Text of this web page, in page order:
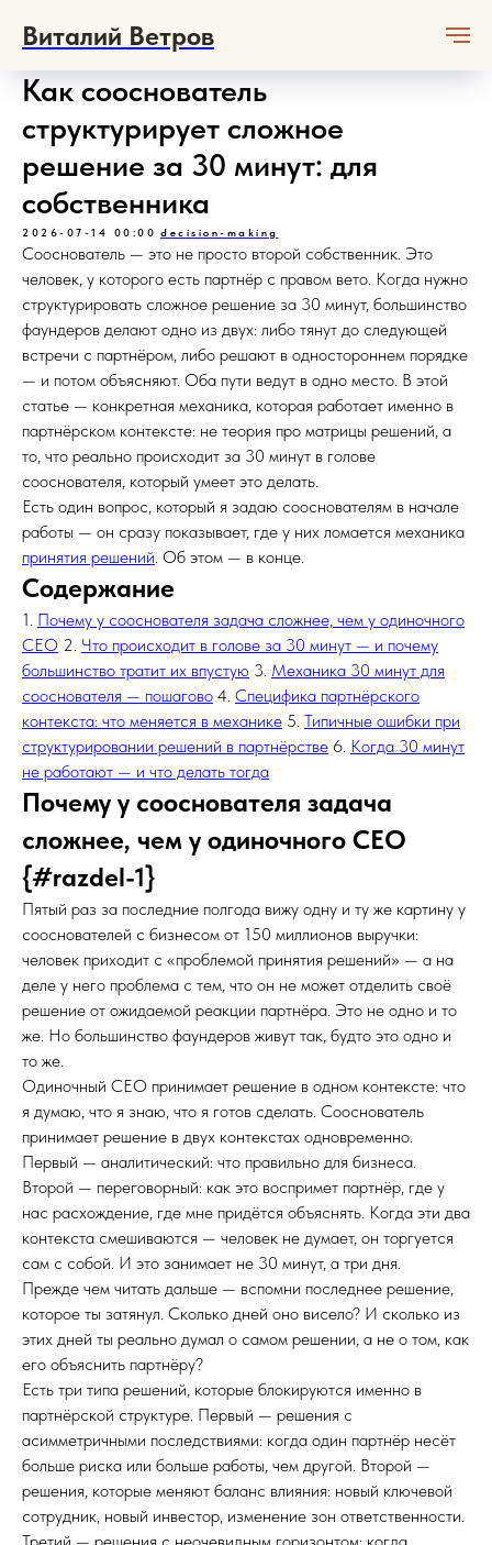
Виталий Ветров
Как сооснователь
структурирует сложное
решение за 30 минут: для
собственника
2026-07-14 00:00 decision-making
Сооснователь — это не просто второй собственник. Это
человек, у которого есть партнёр с правом вето. Когда нужно
структурировать сложное решение за 30 минут, большинство
фаундеров делают одно из двух: либо тянут до следующей
встречи с партнёром, либо решают в одностороннем порядке
— и потом объясняют. Оба пути ведут в одно место. В этой
статье — конкретная механика, которая работает именно в
партнёрском контексте: не теория про матрицы решений, а
то, что реально происходит за 30 минут в голове
сооснователя, который умеет это делать.
Есть один вопрос, который я задаю сооснователям в начале
работы — он сразу показывает, где у них ломается механика
принятия решений. Об этом — в конце.
Содержание
1. Почему у сооснователя задача сложнее, чем у одиночного
CEO 2. Что происходит в голове за 30 минут — и почему
большинство тратит их впустую 3. Механика 30 минут для
сооснователя — пошагово 4. Специфика партнёрского
контекста: что меняется в механике 5. Типичные ошибки при
структурировании решений в партнёрстве 6. Когда 30 минут
не работают — и что делать тогда
Почему у сооснователя задача
сложнее, чем у одиночного CEO
{#razdel-1}
Пятый раз за последние полгода вижу одну и ту же картину у
сооснователей с бизнесом от 150 миллионов выручки:
человек приходит с «проблемой принятия решений» — а на
деле у него проблема с тем, что он не может отделить своё
решение от ожидаемой реакции партнёра. Это не одно и то
же. Но большинство фаундеров живут так, будто это одно и
то же.
Одиночный CEO принимает решение в одном контексте: что
я думаю, что я знаю, что я готов сделать. Сооснователь
принимает решение в двух контекстах одновременно.
Первый — аналитический: что правильно для бизнеса.
Второй — переговорный: как это воспримет партнёр, где у
нас расхождение, где мне придётся объяснять. Когда эти два
контекста смешиваются — человек не думает, он торгуется
сам с собой. И это занимает не 30 минут, а три дня.
Прежде чем читать дальше — вспомни последнее решение,
которое ты затянул. Сколько дней оно висело? И сколько из
этих дней ты реально думал о самом решении, а не о том, как
его объяснить партнёру?
Есть три типа решений, которые блокируются именно в
партнёрской структуре. Первый — решения с
асимметричными последствиями: когда один партнёр несёт
больше риска или больше работы, чем другой. Второй —
решения, которые меняют баланс влияния: новый ключевой
сотрудник, новый инвестор, изменение зон ответственности.